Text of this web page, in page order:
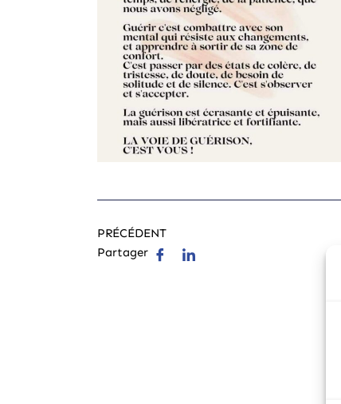
PRÉCÉDENT
Partager